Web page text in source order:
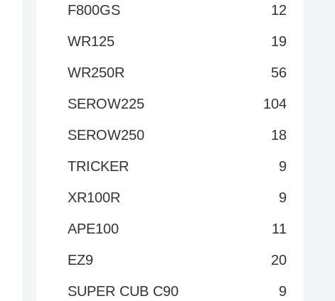
F800GS
12
WR125
19
WR250R
56
SEROW225
104
SEROW250
18
TRICKER
9
XR100R
9
APE100
11
EZ9
20
SUPER CUB C90
9